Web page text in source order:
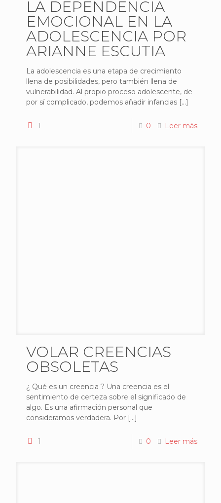
LA DEPENDENCIA
EMOCIONAL EN LA
ADOLESCENCIA POR
ARIANNE ESCUTIA
La adolescencia es una etapa de crecimiento
llena de posibilidades, pero también llena de
vulnerabilidad. Al propio proceso adolescente, de
por sí complicado, podemos añadir infancias […]
1 0 Leer más
VOLAR CREENCIAS
OBSOLETAS
¿ Qué es un creencia ? Una creencia es el
sentimiento de certeza sobre el significado de
algo. Es una afirmación personal que
consideramos verdadera. Por […]
1 0 Leer más